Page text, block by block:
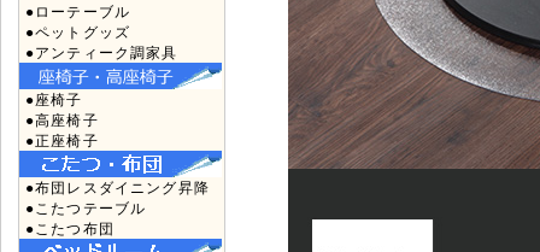
●ローテーブル
●ペットグッズ
●アンティーク調家具
●座椅子
●高座椅子
●正座椅子
●布団レスダイニング昇降
●こたつテーブル
●こたつ布団